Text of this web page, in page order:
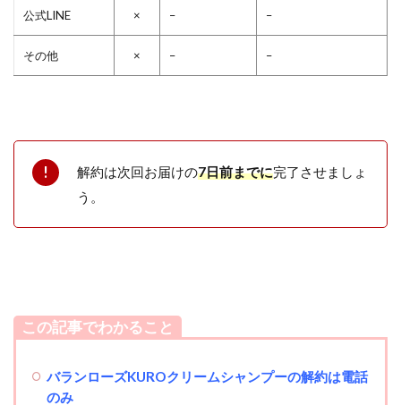
公式LINE × – –
その他 × – –
解約は次回お届けの7日前までに完了させましょ
う。
この記事でわかること
バランローズKUROクリームシャンプーの解約は電話
のみ